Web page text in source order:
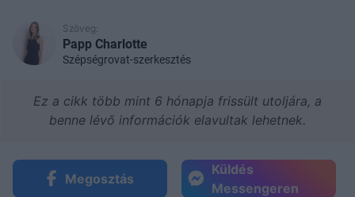
Szöveg:
Papp Charlotte
Szépségrovat-szerkesztés
Ez a cikk több mint 6 hónapja frissült utoljára, a
benne lévő információk elavultak lehetnek.
Megosztás
Küldés
Messengeren